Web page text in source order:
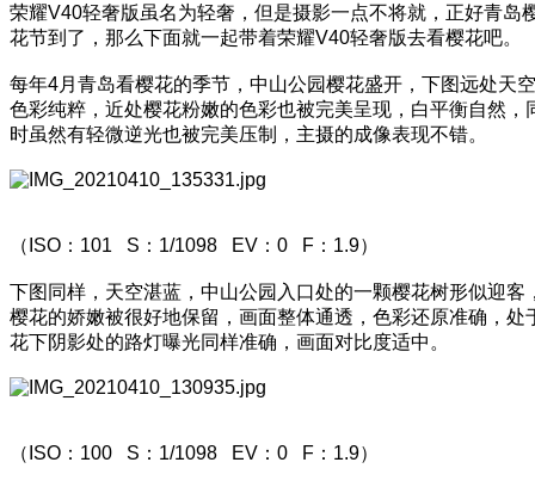
荣耀V40轻奢版虽名为轻奢，但是摄影一点不将就，正好青岛
花节到了，那么下面就一起带着荣耀V40轻奢版去看樱花吧。
每年4月青岛看樱花的季节，中山公园樱花盛开，下图远处天空
色彩纯粹，近处樱花粉嫩的色彩也被完美呈现，白平衡自然，
时虽然有轻微逆光也被完美压制，主摄的成像表现不错。
（ISO：101 S：1/1098 EV：0 F：1.9）
下图同样，天空湛蓝，中山公园入口处的一颗樱花树形似迎客
樱花的娇嫩被很好地保留，画面整体通透，色彩还原准确，处
花下阴影处的路灯曝光同样准确，画面对比度适中。
（ISO：100 S：1/1098 EV：0 F：1.9）